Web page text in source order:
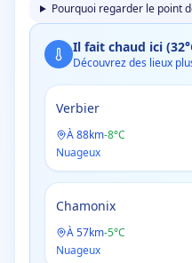
Pourquoi regarder le point
Il fait chaud ici (32
Découvrez des lieux
Verbier
À88km-8°C
Nuageux
Chamonix
À57km-5°C
Nuageux